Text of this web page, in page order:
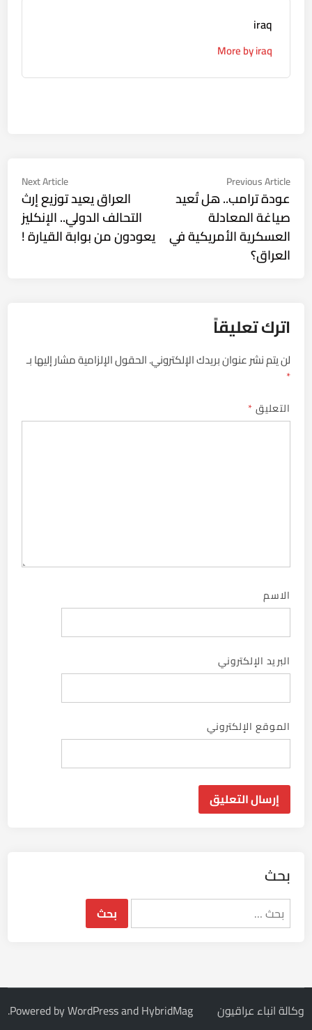
iraq
More by iraq
تصفّح
المقالات
Previous Article
article:
عودة ترامب.. هل تُعيد
صياغة المعادلة
العسكرية الأمريكية في
العراق؟
Next Article
Next
العراق يعيد توزيع إرث
التحالف الدولي.. الإنكليز
يعودون من بوابة القيارة !
اترك تعليقاً
لن يتم نشر عنوان بريدك الإلكتروني.الحقول الإلزامية مشار إليها بـ
*
التعليق*
الاسم
البريد الإلكتروني
الموقع الإلكتروني
بحث
البحث
عن:
وكالة انباء عراقيون Powered byWordPressandHybridMag
.